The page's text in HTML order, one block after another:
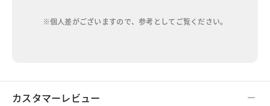
※個人差がございますので、参考としてご覧ください。
カスタマーレビュー